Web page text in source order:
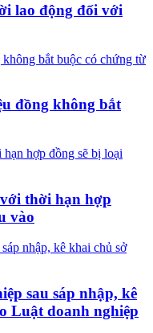
lao động đối với
đồng không bắt
thời hạn hợp
vào
sau sáp nhập, kê
Luật doanh nghiệp